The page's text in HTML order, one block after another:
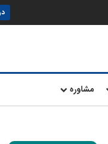
مشاوره